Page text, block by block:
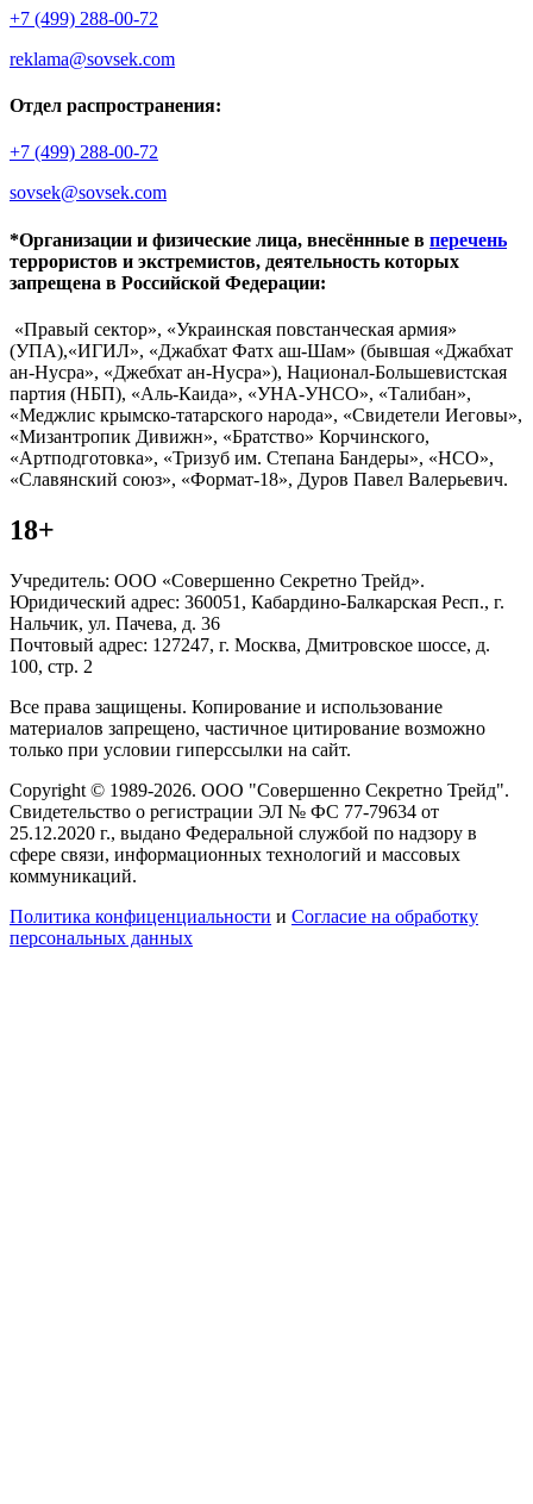
+7 (499) 288-00-72
reklama@sovsek.com
Отдел распространения:
+7 (499) 288-00-72
sovsek@sovsek.com
*Организации и физические лица, внесённные в перечень
террористов и экстремистов, деятельность которых
запрещена в Российской Федерации:
«Правый сектор», «Украинская повстанческая армия»
(УПА),«ИГИЛ», «Джабхат Фатх аш-Шам» (бывшая «Джабхат
ан-Нусра», «Джебхат ан-Нусра»), Национал-Большевистская
партия (НБП), «Аль-Каида», «УНА-УНСО», «Талибан»,
«Меджлис крымско-татарского народа», «Свидетели Иеговы»,
«Мизантропик Дивижн», «Братство» Корчинского,
«Артподготовка», «Тризуб им. Степана Бандеры», «НСО»,
«Славянский союз», «Формат-18», Дуров Павел Валерьевич.
18+
Учредитель: ООО «Совершенно Секретно Трейд».
Юридический адрес: 360051, Кабардино-Балкарская Респ., г.
Нальчик, ул. Пачева, д. 36
Почтовый адрес: 127247, г. Москва, Дмитровское шоссе, д.
100, стр. 2
Все права защищены. Копирование и использование
материалов запрещено, частичное цитирование возможно
только при условии гиперссылки на сайт.
Copyright © 1989-2026. ООО "Совершенно Секретно Трейд".
Свидетельство о регистрации ЭЛ № ФС 77-79634 от
25.12.2020 г., выдано Федеральной службой по надзору в
сфере связи, информационных технологий и массовых
коммуникаций.
Политика конфиценциальности и Согласие на обработку
персональных данных